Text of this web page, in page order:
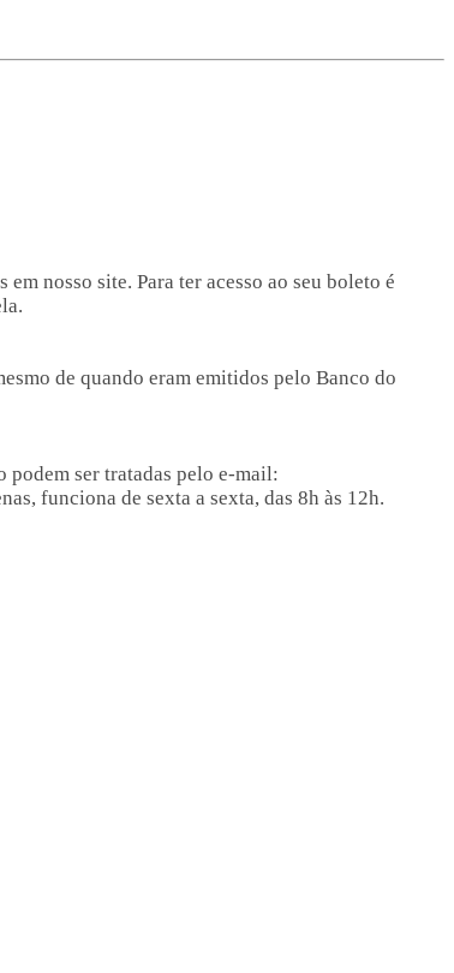
nosso site. Para ter acesso ao seu boleto é
de quando eram emitidos pelo Banco do
podem ser tratadas pelo e-mail:
funciona de sexta a sexta, das 8h às 12h.